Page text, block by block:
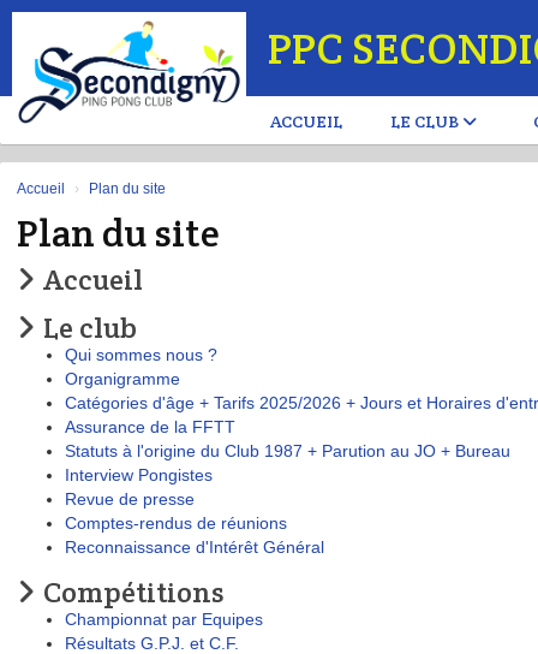
PPC
ACCUEIL LE CLUB
Accueil Plan du site
Plan du site
Accueil
Le club
Qui sommes nous ?
Organigramme
Catégories d'âge + Tarifs 2025/2026 + Jours et Horaires
Assurance de la FFTT
Statuts à l'origine du Club 1987 + Parution au JO + Bureau
Interview Pongistes
Revue de presse
Comptes-rendus de réunions
Reconnaissance d'Intérêt Général
Compétitions
Championnat par Equipes
Résultats G.P.J. et C.F.
Panneau de gestion des cookies